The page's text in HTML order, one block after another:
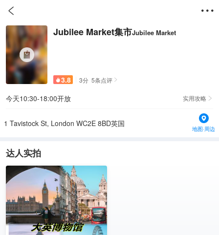
 
Jubilee Market集市Jubilee Market
3.8 3分 5条点评 
今天10:30-18:00开放 实用攻略 
1 Tavistock St, London WC2E 8BD英国
地图·周边
达人实拍